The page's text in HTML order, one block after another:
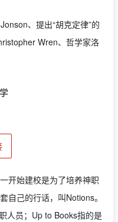
、提出“胡克定律”的
Wren、哲学家洛
开始建校是为了培养神职
自己的行话，叫Notions。
人员；Up to Books指的是